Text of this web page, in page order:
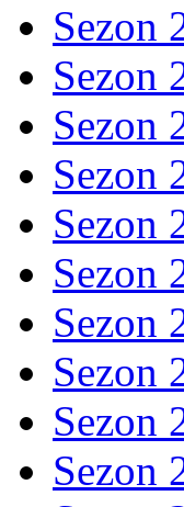
Sezon
Sezon
Sezon
Sezon
Sezon
Sezon
Sezon
Sezon
Sezon
Sezon